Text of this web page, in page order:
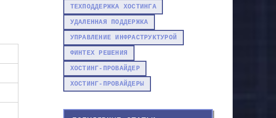
ТЕХПОДДЕРЖКА ХОСТИНГА
УДАЛЕННАЯ ПОДДЕРЖКА
УПРАВЛЕНИЕ ИНФРАСТРУКТУРОЙ
ФИНТЕХ РЕШЕНИЯ
ХОСТИНГ-ПРОВАЙДЕР
ХОСТИНГ-ПРОВАЙДЕРЫ